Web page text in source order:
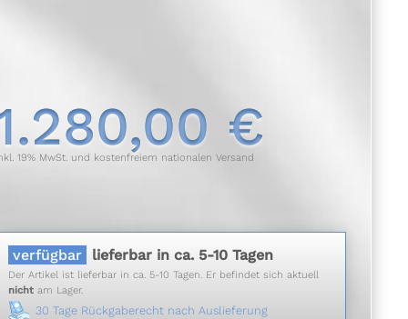
€
19% MwSt. und kostenfreiem nationalen Versand
verfügbar lieferbar in ca. 5-10 Tagen
Der Artikel ist lieferbar in ca. 5-10 Tagen. Er befindet sich aktuell
nichtam Lager.
30 Tage Rückgaberecht nach Auslieferung